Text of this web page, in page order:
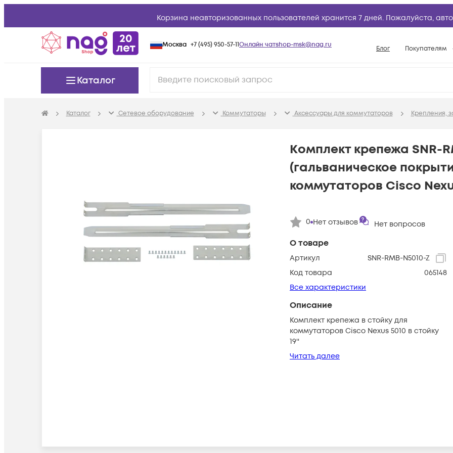
Корзина неавторизованных пользователей хранится 7 дней. Пожалуйста,
Москва +7 (495) 950-57-11Онлайн чатshop-msk@nag.ru Блог Покупателям
Условия
Возврат
Вопросы и
База знаний
Каталог
Каталог Сетевое оборудование Коммутаторы Аксессуары для коммутаторов Крепления,
О товаре
Артикул
SNR-RMB-N5010-Z
Код товара
065148
Все характеристики
Описание
Комплект крепежа в стойку для
коммутаторов Cisco Nexus 5010 в стойку
19''
Читать далее
Комплект крепежа SNR-
(гальваническое
коммутаторов Cisco
0 Нет отзывов Нет вопросов